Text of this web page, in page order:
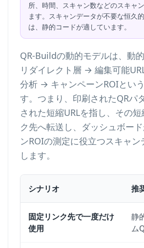
所、時間、スキャン数などのスキャ
ます。スキャンデータが不要な恒久
は、静的コードが適しています。
QR-Buildの動的モデルは、動
リダイレクト層 → 編集可能
分析 → キャンペーンROIとい
す。つまり、印刷されたQRパ
された短縮URLを指し、その
ク先へ転送し、ダッシュボー
ンROIの測定に役立つスキャ
します。
シナリオ 推
固定リンク先で一度だけ
使用
静
ム